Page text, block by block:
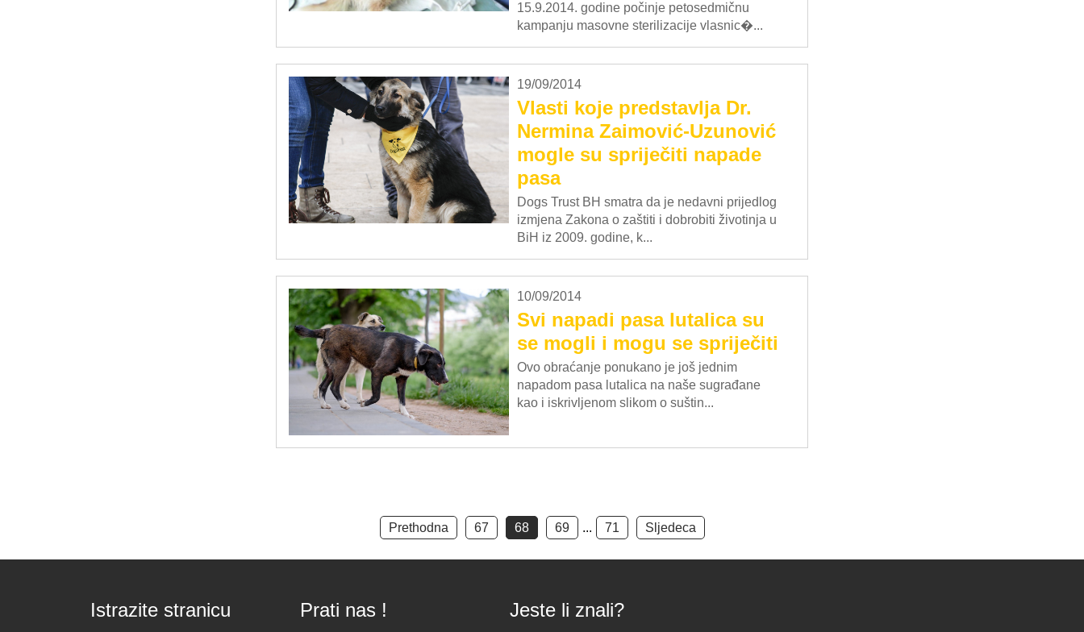
15.9.2014. godine počinje petosedmičnu
kampanju masovne sterilizacije vlasnic�...
19/09/2014
Vlasti koje predstavlja Dr.
Nermina Zaimović-Uzunović
mogle su spriječiti napade
pasa
Dogs Trust BH smatra da je nedavni prijedlog
izmjena Zakona o zaštiti i dobrobiti životinja u
BiH iz 2009. godine, k...
10/09/2014
Svi napadi pasa lutalica su
se mogli i mogu se spriječiti
Ovo obraćanje ponukano je još jednim
napadom pasa lutalica na naše sugrađane
kao i iskrivljenom slikom o suštin...
Prethodna 67 68 69 ... 71 Sljedeca
Istrazite stranicu Prati nas ! Jeste li znali?